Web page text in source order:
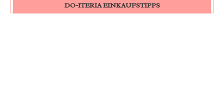
DO-ITERIA EINKAUFSTIPPS